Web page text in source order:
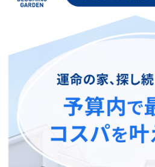
「宮内串戸駅」
徒歩5分